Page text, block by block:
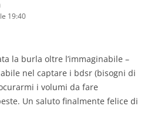
19:40
la burla oltre l’immaginabile –
nel captare i bdsr (bisogni di
i volumi da fare
Un saluto finalmente felice di